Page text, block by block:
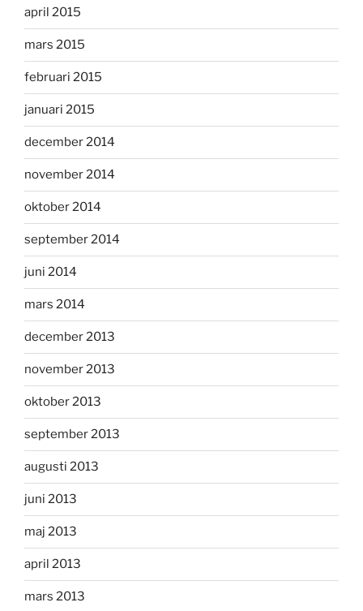
april 2015
mars 2015
februari 2015
januari 2015
december 2014
november 2014
oktober 2014
september 2014
juni 2014
mars 2014
december 2013
november 2013
oktober 2013
september 2013
augusti 2013
juni 2013
maj 2013
april 2013
mars 2013